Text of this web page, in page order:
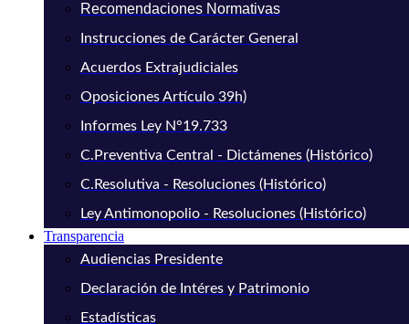
Recomendaciones Normativas
Instrucciones de Carácter General
Acuerdos Extrajudiciales
Oposiciones Artículo 39h)
Informes Ley N°19.733
C.Preventiva Central - Dictámenes (Histórico)
C.Resolutiva - Resoluciones (Histórico)
Ley Antimonopolio - Resoluciones (Histórico)
Transparencia
Audiencias Presidente
Declaración de Intéres y Patrimonio
Estadísticas